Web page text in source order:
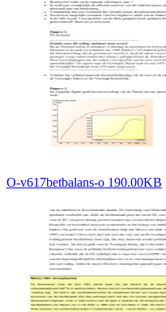
O-v617betbalans-o 190.00KB